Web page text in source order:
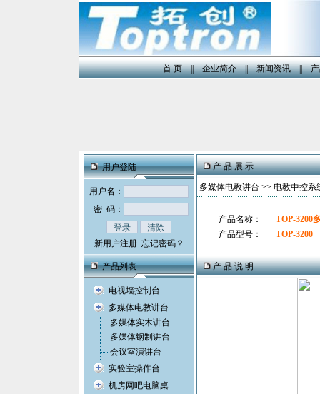
首 页||企业简介||新闻资讯||
用户登陆
用户名：
密 码：
新用户注册 忘记密码？
产品列表
电视墙控制台
多媒体电教讲台
多媒体实木讲台
多媒体钢制讲台
会议室演讲台
实验室操作台
机房网吧电脑桌
产 品 展 示
多媒体电教讲台 >> 电教中控系
产品名称：
TOP-3200
产品型号：
TOP-3200
产 品 说 明